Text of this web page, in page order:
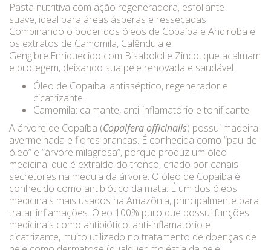
Pasta nutritiva com ação regeneradora, esfoliante
suave, ideal para áreas ásperas e ressecadas.
Combinando o poder dos óleos de Copaíba e Andiroba e
os extratos de Camomila, Calêndula e
Gengibre.Enriquecido com Bisabolol e Zinco, que acalmam
e protegem, deixando sua pele renovada e saudável.
Óleo de Copaíba: antisséptico, regenerador e
cicatrizante.
Camomila: calmante, anti-inflamatório e tonificante.
A árvore de Copaíba (Copaifera officinalis) possui madeira
avermelhada e flores brancas. É conhecida como “pau-de-
óleo” e “árvore milagrosa”, porque produz um óleo
medicinal que é extraído do tronco, criado por canais
secretores na medula da árvore. O óleo de Copaíba é
conhecido como antibiótico da mata. É um dos óleos
medicinais mais usados na Amazônia, principalmente para
tratar inflamações. Óleo 100% puro que possui funções
medicinais como antibiótico, anti-inflamatório e
cicatrizante, muito utilizado no tratamento de doenças de